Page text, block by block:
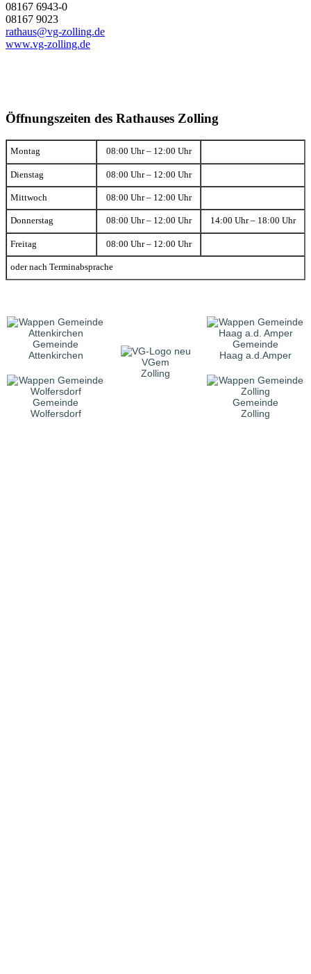
08167 6943-0
08167 9023
rathaus@vg-zolling.de
www.vg-zolling.de
Öffnungszeiten des Rathauses Zolling
Montag 08:00 Uhr – 12:00 Uhr
Dienstag 08:00 Uhr – 12:00 Uhr
Mittwoch 08:00 Uhr – 12:00 Uhr
Donnerstag 08:00 Uhr – 12:00 Uhr 14:00 Uhr – 18:00 Uhr
Freitag 08:00 Uhr – 12:00 Uhr
oder nach Terminabsprache
Gemeinde
Attenkirchen
VGem
Zolling
Gemeinde
Haag a.d.Amper
Gemeinde
Wolfersdorf
Gemeinde
Zolling